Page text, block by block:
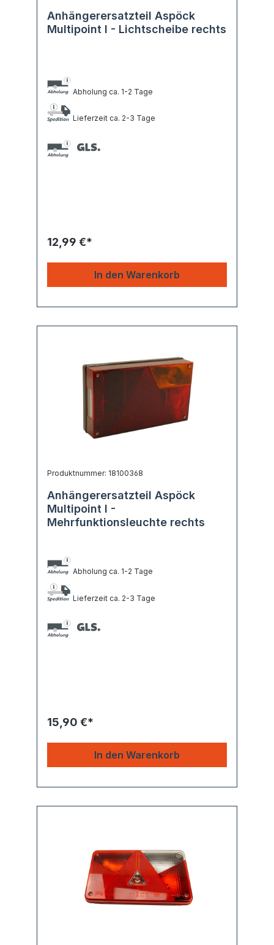
Anhängerersatzteil Aspöck
Multipoint I - Lichtscheibe rechts
Abholung ca. 1-2 Tage
Lieferzeit ca. 2-3 Tage
12,99 €*
In den Warenkorb
Produktnummer: 18100368
Anhängerersatzteil Aspöck
Multipoint I -
Mehrfunktionsleuchte rechts
Abholung ca. 1-2 Tage
Lieferzeit ca. 2-3 Tage
15,90 €*
In den Warenkorb